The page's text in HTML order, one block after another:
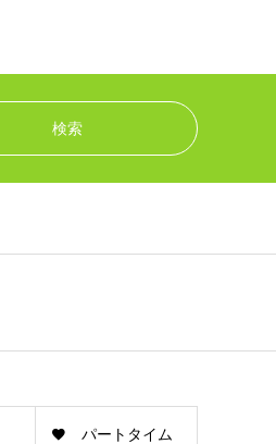
パートタイム